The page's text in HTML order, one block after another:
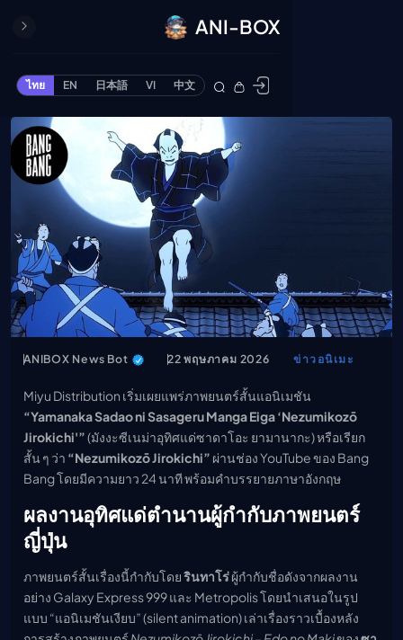
ข้ามไปยังเนื้อหา
ANI-BOX
ไทย EN 日本語 VI 中文
ปิด
ONE PIECE
Cardgame
Cardlist
PREMIUM SERVICE
ทีวีออนไลน์
ตารางออกอากาศอนิ
เมะ (คืนนี้)
ตารางออกอากาศอนิ
ANIBOX News Bot 22 พฤษภาคม 2026 ข่าวอนิเมะ
Miyu Distribution เริ่มเผยแพร่ภาพยนตร์สั้นแอนิเมชัน
“Yamanaka Sadao ni Sasageru Manga Eiga ‘Nezumikozō
Jirokichi'”(มังงะซีเนม่าอุทิศแด่ซาดาโอะ ยามานากะ) หรือเรียก
สั้น ๆ ว่า “Nezumikozō Jirokichi” ผ่านช่อง YouTube ของ Bang
Bang โดยมีความยาว 24 นาที พร้อมคำบรรยายภาษาอังกฤษ
ผลงานอุทิศแด่ตำนานผู้กำกับภาพยนตร์
ญี่ปุ่น
ภาพยนตร์สั้นเรื่องนี้กำกับโดยรินทาโร่ผู้กำกับชื่อดังจากผลงาน
อย่าง Galaxy Express 999 และ Metropolis โดยนำเสนอในรูป
แบบ “แอนิเมชันเงียบ” (silent animation) เล่าเรื่องราวเบื้องหลัง